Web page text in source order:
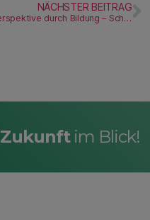
NÄCHSTER BEITRAG
Perspektive durch Bildung – Schule, Studium, Beruf
Zukunftim Blick!